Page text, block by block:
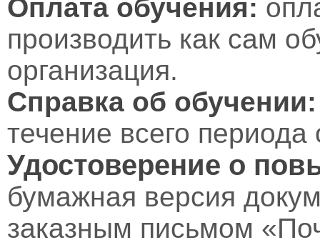
Оплата обучения:
производить как сам
организация.
Справка об обучении:
течение всего периода
Удостоверение о
бумажная версия
заказным письмом